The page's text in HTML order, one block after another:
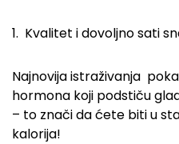
1. Kvalitet i dovoljno sati
Najnovija istraživanja
hormona koji podstiču
– to znači da ćete biti u
kalorija!